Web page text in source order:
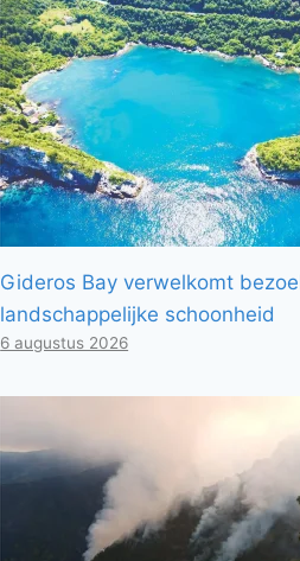
Gideros Bay verwelkomt
landschappelijke schoonheid
6 augustus 2026